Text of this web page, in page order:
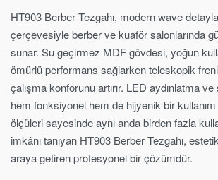
HT903 Berber Tezgahı, modern wave
çerçevesiyle berber ve kuaför salonlarında
sunar. Su geçirmez MDF gövdesi, yoğun
ömürlü performans sağlarken teleskopik
çalışma konforunu artırır. LED aydınlatma
hem fonksiyonel hem de hijyenik bir
ölçüleri sayesinde aynı anda birden fazla
imkânı tanıyan HT903 Berber Tezgahı, estetik
araya getiren profesyonel bir çözümdür.